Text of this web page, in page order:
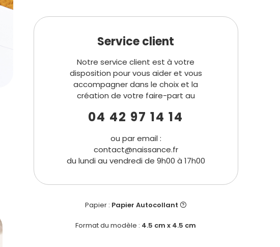
Papier : Papier Autocollant
Format du modèle : 4.5 cm x 4.5 cm
Service client
Notre service client est à votre
disposition pour vous aider et vous
accompagner dans le choix et la
création de votre faire-part au
04 42 97 14 14
ou par email :
contact@naissance.fr
du lundi au vendredi de 9h00 à 17h00